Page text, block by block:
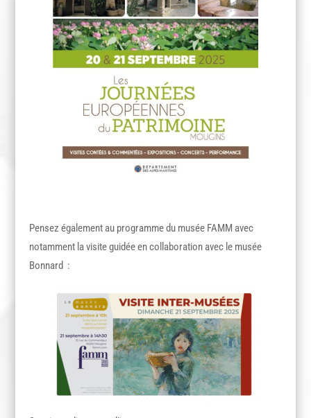
Pensez également au programme du musée FAMM avec
notamment la visite guidée en collaboration avec le musée
Bonnard :